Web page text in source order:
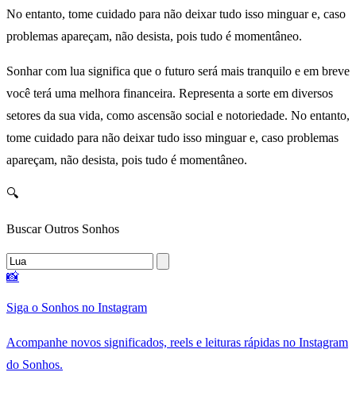
No entanto, tome cuidado para não deixar tudo isso minguar e, caso
problemas apareçam, não desista, pois tudo é momentâneo.
Sonhar com lua significa que o futuro será mais tranquilo e em breve
você terá uma melhora financeira. Representa a sorte em diversos
setores da sua vida, como ascensão social e notoriedade. No entanto,
tome cuidado para não deixar tudo isso minguar e, caso problemas
apareçam, não desista, pois tudo é momentâneo.
🔍
Buscar Outros Sonhos
📸
Siga o Sonhos no Instagram
Acompanhe novos significados, reels e leituras rápidas no Instagram
do Sonhos.